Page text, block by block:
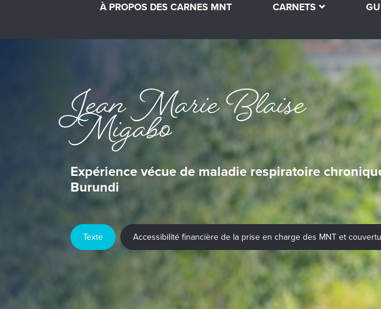
À PROPOS DES CARNES MNT CARNETS
Jean Marie Blaise
Migabo
Expérience vécue de maladie respiratoire
Burundi
Texte Accessibilité financière de la prise en charge des MNT et